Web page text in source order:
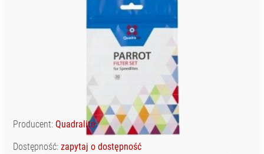
Producent: Quadralite
Dostępność: zapytaj o dostępność